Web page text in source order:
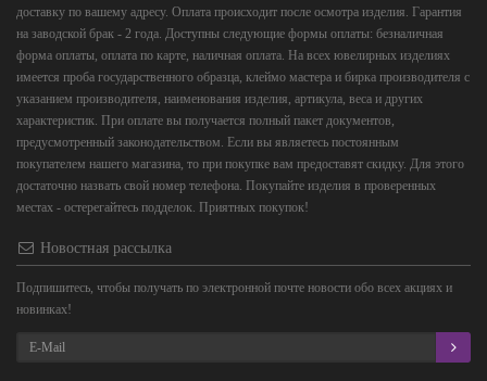
доставку по вашему адресу. Оплата происходит после осмотра изделия. Гарантия
на заводской брак - 2 года. Доступны следующие формы оплаты: безналичная
форма оплаты, оплата по карте, наличная оплата. На всех ювелирных изделиях
имеется проба государственного образца, клеймо мастера и бирка производителя с
указанием производителя, наименования изделия, артикула, веса и других
характеристик. При оплате вы получается полный пакет документов,
предусмотренный законодательством. Если вы являетесь постоянным
покупателем нашего магазина, то при покупке вам предоставят скидку. Для этого
достаточно назвать свой номер телефона. Покупайте изделия в проверенных
местах - остерегайтесь подделок. Приятных покупок!
Новостная рассылка
Подпишитесь, чтобы получать по электронной почте новости обо всех акциях и
новинках!